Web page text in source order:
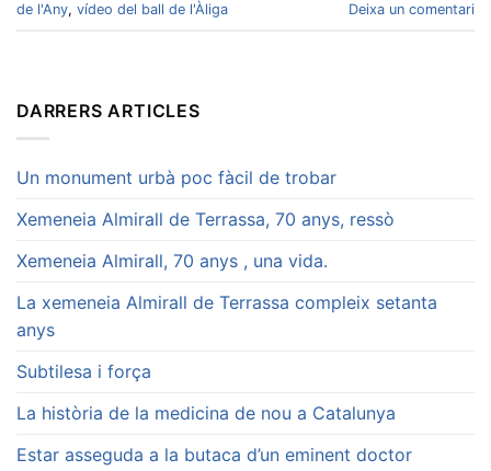
de l'Any, vídeo del ball de l'Àliga Deixa un comentari
DARRERS ARTICLES
Un monument urbà poc fàcil de trobar
Xemeneia Almirall de Terrassa, 70 anys, ressò
Xemeneia Almirall, 70 anys , una vida.
La xemeneia Almirall de Terrassa compleix setanta
anys
Subtilesa i força
La història de la medicina de nou a Catalunya
Estar asseguda a la butaca d’un eminent doctor